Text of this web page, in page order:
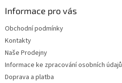
ý
Informace pro vás
Obchodní podmínky
Kontakty
Naše Prodejny
Informace ke zpracování osobních údajů
Doprava a platba